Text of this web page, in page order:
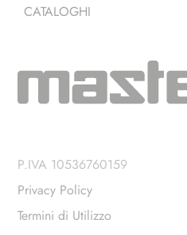
CATALOGHI
P.IVA 10536760159
Privacy Policy
Termini di Utilizzo